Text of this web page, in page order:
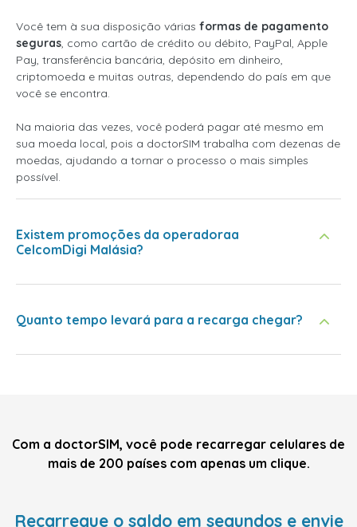
Você tem à sua disposição várias formas de pagamento
seguras, como cartão de crédito ou débito, PayPal, Apple
Pay, transferência bancária, depósito em dinheiro,
criptomoeda e muitas outras, dependendo do país em que
você se encontra.
Na maioria das vezes, você poderá pagar até mesmo em
sua moeda local, pois a doctorSIM trabalha com dezenas de
moedas, ajudando a tornar o processo o mais simples
possível.
Existem promoções da operadoraa
CelcomDigi Malásia?
Quanto tempo levará para a recarga chegar?
Com a doctorSIM, você pode recarregar celulares de
mais de 200 países com apenas um clique.
Recarregue o saldo em segundos e envie